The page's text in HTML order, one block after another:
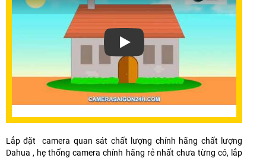
Xem video Tại Sao Nên Lắp Đăt Trọn
Lắp đặt camera quan sát chất lượng chính hãng chất lượng
Dahua , hẹ thống camera chính hãng rẻ nhất chưa từng có, lắp